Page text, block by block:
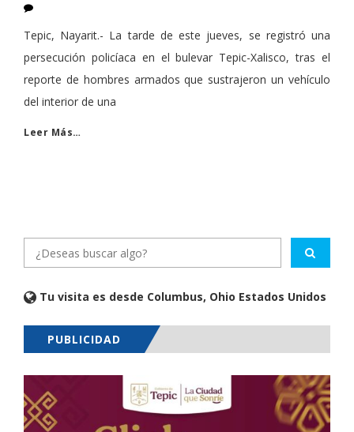
Tepic, Nayarit.- La tarde de este jueves, se registró una
persecución policíaca en el bulevar Tepic-Xalisco, tras el
reporte de hombres armados que sustrajeron un vehículo
del interior de una
Leer Más…
Tu visita es desde Columbus, Ohio Estados Unidos
PUBLICIDAD